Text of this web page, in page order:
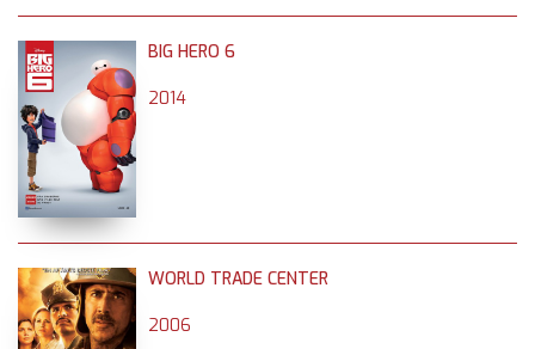
BIG HERO 6
2014
WORLD TRADE CENTER
2006